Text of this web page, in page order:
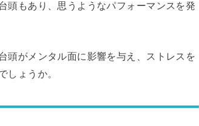
頭もあり、思うようなパフォーマンスを発
頭がメンタル面に影響を与え、ストレスを
しょうか。